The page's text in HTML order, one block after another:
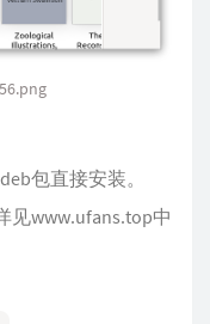
包直接安装。
见www.ufans.top中